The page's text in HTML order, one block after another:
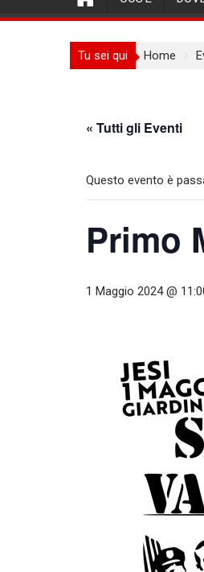
Tu sei qui Home
« Tutti gli Eventi
Questo evento è
Primo
1 Maggio 2024 @